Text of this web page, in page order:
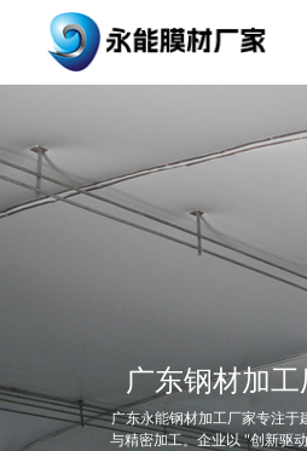
广东钢材加
广东永能钢材加工厂家专注于
与精密加工。企业以 "创新驱